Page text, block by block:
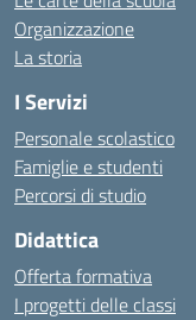
Organizzazione
La storia
I Servizi
Personale scolastico
Famiglie e studenti
Percorsi di studio
Didattica
Offerta formativa
I progetti delle classi